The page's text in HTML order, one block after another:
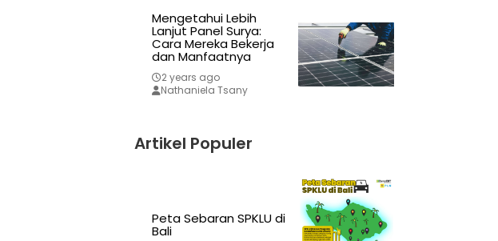
Mengetahui Lebih
Lanjut Panel Surya:
Cara Mereka Bekerja
dan Manfaatnya
2 years ago
Nathaniela Tsany
Artikel Populer
Peta Sebaran SPKLU di
Bali